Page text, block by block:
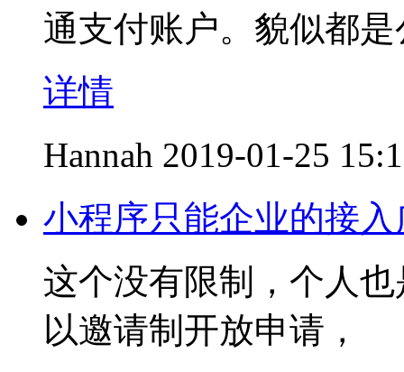
通支付账户。貌似都
详情
Hannah 2019-01-25
小程序只能企业的接入
这个没有限制，个人
以邀请制开放申请，